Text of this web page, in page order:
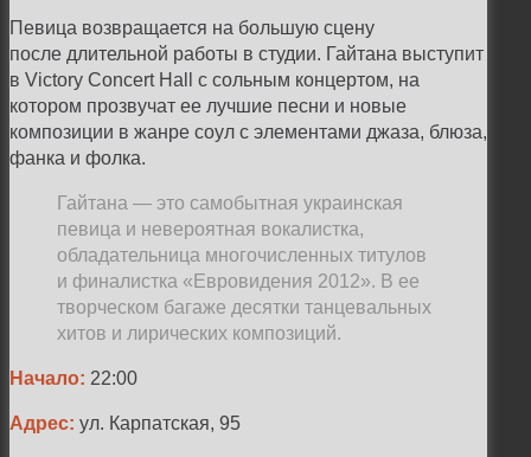
Певица возвращается на большую сцену
после длительной работы в студии. Гайтана выступит
в Victory Concert Hall с сольным концертом, на
котором прозвучат ее лучшие песни и новые
композиции в жанре соул с элементами джаза, блюза,
фанка и фолка.
Гайтана — это самобытная украинская
певица и невероятная вокалистка,
обладательница многочисленных титулов
и финалистка «Евровидения 2012». В ее
творческом багаже десятки танцевальных
хитов и лирических композиций.
Начало: 22:00
Адрес: ул. Карпатская, 95